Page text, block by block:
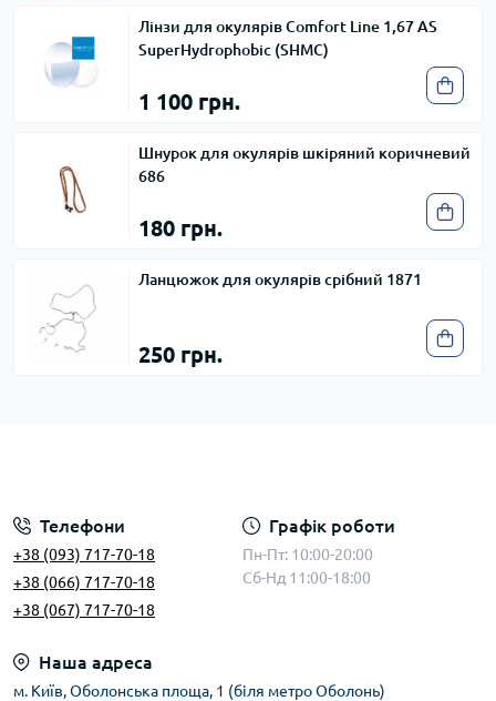
Лінзи для окулярів Comfort Line 1,67 AS
SuperHydrophobic (SHMC)
1 100 грн.
Шнурок для окулярів шкіряний коричневий
686
180 грн.
Ланцюжок для окулярів срібний 1871
250 грн.
Телефони
+38 (093) 717-70-18
+38 (066) 717-70-18
+38 (067) 717-70-18
Графік роботи
Пн-Пт: 10:00-20:00
Сб-Нд 11:00-18:00
Наша адреса
м. Київ, Оболонська площа, 1 (біля метро Оболонь)